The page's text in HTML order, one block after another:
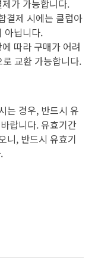
가 가능합니다.
결제 시에는 클럽아
아닙니다.
따라 구매가 어려
교환 가능합니다.
는 경우, 반드시 유
랍니다. 유효기간
니, 반드시 유효기